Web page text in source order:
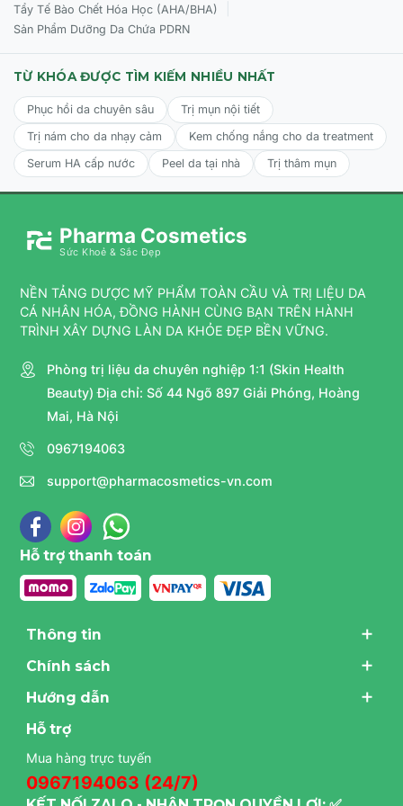
Đối tượng sử dụng CỦA Histolab Whiteness Corrector
hoặc các vùng sắc tố không đồng đều bề mặt.
Làn da xỉn màu, kém tươi tắn, có nhu cầu dưỡng sáng tập
trung tại một số vùng cụ thể.
Sản phẩm lành tính, phù hợp cho mọi loại da, bao gồm cả
Bước 1:Làm sạch da mặt bằng các sản phẩm sữa rửa
mặt và cân bằng da với toner dịu nhẹ.
Correctorvừa đủ (khoảng bằng hạt đậu).
Chấm trực tiếp lên các vùng da có đốm nâu, vết
thâm sạm hoặc các vùng không đều màu.
Bước 4: Vỗ nhẹ nhàng bằng đầu ngón tay sạch cho đến
khi sản phẩm thẩm thấu hoàn toàn. Sử dụng đều đặn
nhất.
Tẩy Tế Bào Chết Hóa Học (AHA/BHA)
Sản Phẩm Dưỡng Da Chứa PDRN
TỪ KHÓA ĐƯỢC TÌM KIẾM NHIỀU NHẤT
Phục hồi da chuyên sâu
Trị mụn nội tiết
Trị nám cho da nhạy cảm
Kem chống nắng cho da treatment
Serum HA cấp nước
Peel da tại nhà Trị thâm mụn
Pharma Cosmetics
Sức Khoẻ & Sắc Đẹp
NỀN TẢNG DƯỢC MỸ PHẨM TOÀN CẦU VÀ TRỊ LIỆU DA
CÁ NHÂN HÓA, ĐỒNG HÀNH CÙNG BẠN TRÊN HÀNH
TRÌNH XÂY DỰNG LÀN DA KHỎE ĐẸP BỀN VỮNG.
Phòng trị liệu da chuyên nghiệp 1:1 (Skin Health
Beauty) Địa chỉ: Số 44 Ngõ 897 Giải Phóng, Hoàng
Mai, Hà Nội
0967194063
support@pharmacosmetics-vn.com
Hỗ trợ thanh toán
Thông tin
Chính sách
Hướng dẫn
Hỗ trợ
Mua hàng trực tuyến
0967194063 (24/7)